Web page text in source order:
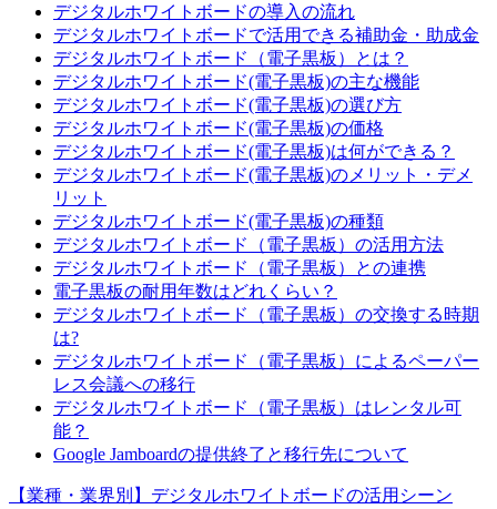
デジタルホワイトボードの導入の流れ
デジタルホワイトボードで活用できる補助金・助成金
デジタルホワイトボード（電子黒板）とは？
デジタルホワイトボード(電子黒板)の主な機能
デジタルホワイトボード(電子黒板)の選び方
デジタルホワイトボード(電子黒板)の価格
デジタルホワイトボード(電子黒板)は何ができる？
デジタルホワイトボード(電子黒板)のメリット・デメ
リット
デジタルホワイトボード(電子黒板)の種類
デジタルホワイトボード（電子黒板）の活用方法
デジタルホワイトボード（電子黒板）との連携
電子黒板の耐用年数はどれくらい？
デジタルホワイトボード（電子黒板）の交換する時期
は?
デジタルホワイトボード（電子黒板）によるペーパー
レス会議への移行
デジタルホワイトボード（電子黒板）はレンタル可
能？
Google Jamboardの提供終了と移行先について
【業種・業界別】デジタルホワイトボードの活用シーン